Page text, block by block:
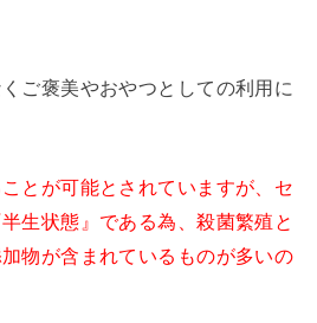
ご褒美やおやつとしての利用に
とが可能とされていますが、セ
生状態』である為、殺菌繁殖と
物が含まれているものが多いの